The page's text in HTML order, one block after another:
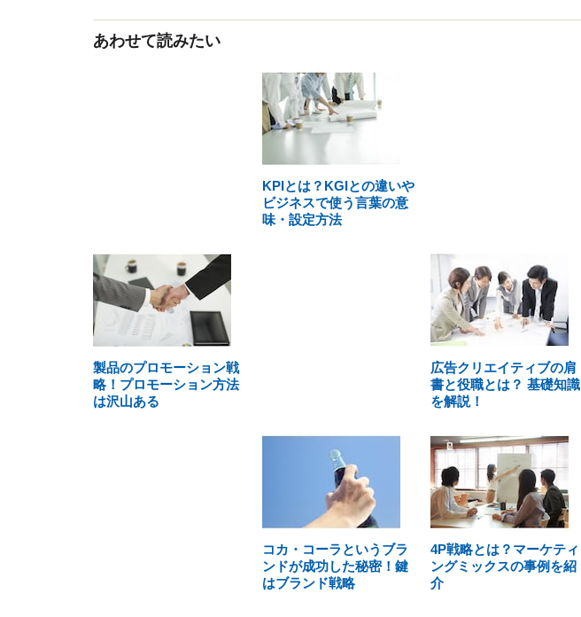
あわせて読みたい
KPIとは？KGIとの違いや
ビジネスで使う言葉の意
味・設定方法
製品のプロモーション戦
略！プロモーション方法
は沢山ある
広告クリエイティブの肩
書と役職とは？ 基礎知識
を解説！
コカ・コーラというブラ
ンドが成功した秘密！鍵
はブランド戦略
4P戦略とは？マーケティ
ングミックスの事例を紹
介